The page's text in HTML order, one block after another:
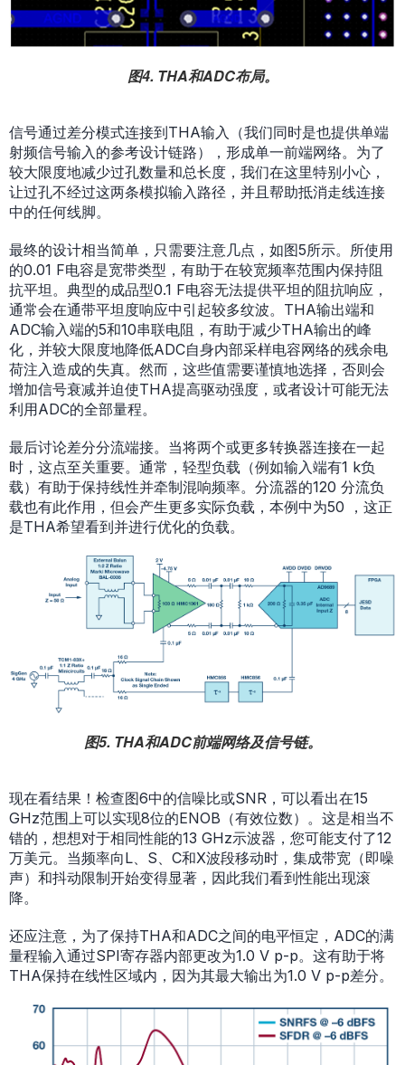
图4. THA和ADC布局。
信号通过差分模式连接到THA输入（我们同时是也提供单端
射频信号输入的参考设计链路），形成单一前端网络。为了
较大限度地减少过孔数量和总长度，我们在这里特别小心，
让过孔不经过这两条模拟输入路径，并且帮助抵消走线连接
中的任何线脚。
最终的设计相当简单，只需要注意几点，如图5所示。所使用
的0.01 F电容是宽带类型，有助于在较宽频率范围内保持阻
抗平坦。典型的成品型0.1 F电容无法提供平坦的阻抗响应，
通常会在通带平坦度响应中引起较多纹波。THA输出端和
ADC输入端的5和10串联电阻，有助于减少THA输出的峰
化，并较大限度地降低ADC自身内部采样电容网络的残余电
荷注入造成的失真。然而，这些值需要谨慎地选择，否则会
增加信号衰减并迫使THA提高驱动强度，或者设计可能无法
利用ADC的全部量程。
最后讨论差分分流端接。当将两个或更多转换器连接在一起
时，这点至关重要。通常，轻型负载（例如输入端有1 k负
载）有助于保持线性并牵制混响频率。分流器的120 分流负
载也有此作用，但会产生更多实际负载，本例中为50 ，这正
是THA希望看到并进行优化的负载。
图5. THA和ADC前端网络及信号链。
现在看结果！检查图6中的信噪比或SNR，可以看出在15
GHz范围上可以实现8位的ENOB（有效位数）。这是相当不
错的，想想对于相同性能的13 GHz示波器，您可能支付了12
万美元。当频率向L、S、C和X波段移动时，集成带宽（即噪
声）和抖动限制开始变得显著，因此我们看到性能出现滚
降。
还应注意，为了保持THA和ADC之间的电平恒定，ADC的满
量程输入通过SPI寄存器内部更改为1.0 V p-p。这有助于将
THA保持在线性区域内，因为其最大输出为1.0 V p-p差分。